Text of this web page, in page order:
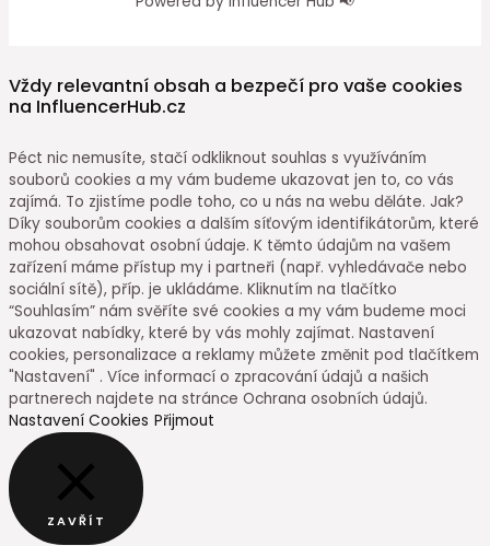
Vždy relevantní obsah a bezpečí pro vaše cookies
na InfluencerHub.cz
Péct nic nemusíte, stačí odkliknout souhlas s využíváním
souborů cookies a my vám budeme ukazovat jen to, co vás
zajímá. To zjistíme podle toho, co u nás na webu děláte. Jak?
Díky souborům cookies a dalším síťovým identifikátorům, které
mohou obsahovat osobní údaje. K těmto údajům na vašem
zařízení máme přístup my i partneři (např. vyhledávače nebo
sociální sítě), příp. je ukládáme. Kliknutím na tlačítko
“Souhlasím” nám svěříte své cookies a my vám budeme moci
ukazovat nabídky, které by vás mohly zajímat. Nastavení
cookies, personalizace a reklamy můžete změnit pod tlačítkem
"Nastavení" . Více informací o zpracování údajů a našich
partnerech najdete na stránce Ochrana osobních údajů.
Nastavení Cookies Přijmout
ZAVŘÍT